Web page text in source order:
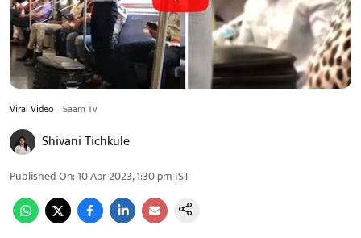
Viral Video Saam Tv
Shivani Tichkule
Published On:10 Apr 2023, 1:30 pm IST